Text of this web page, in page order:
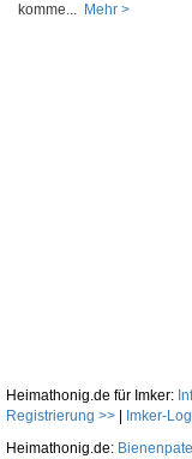
komme... Mehr >
Heimathonig.de für Imker:
Registrierung >>
Imker-
Heimathonig.de: